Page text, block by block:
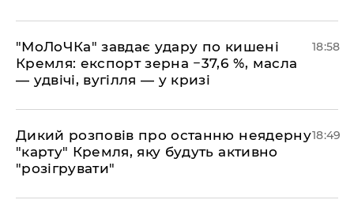
​"МоЛоЧКа" завдає удару по кишені
Кремля: експорт зерна −37,6 %, масла
— удвічі, вугілля — у кризі
18:58
​Дикий розповів про останню неядерну
"карту" Кремля, яку будуть активно
"розігрувати"
18:49